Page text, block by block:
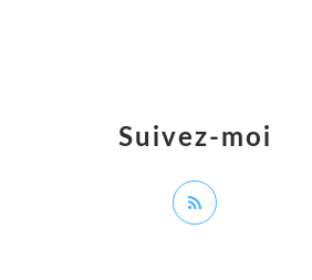
Suivez-moi